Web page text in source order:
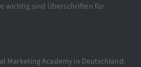
wichtig sind Überschriften für
Marketing Academy in Deutschland.